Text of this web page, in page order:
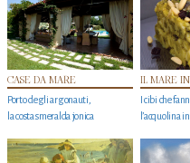
CASE DA MARE
Porto degli argonauti,
la costa smeralda jonica
IL MARE IN
I cibi che
l’acquolina